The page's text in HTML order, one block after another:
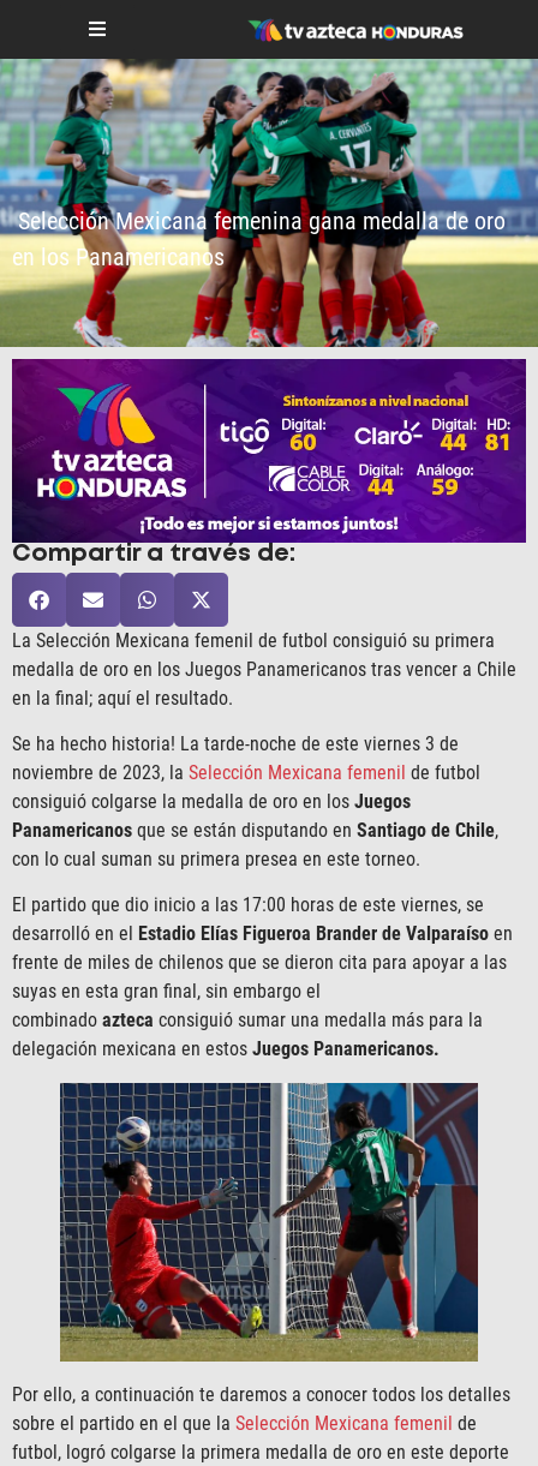
Selección Mexicana femenina gana medalla de oro
en los Panamericanos
Compartir a través de:
La Selección Mexicana femenil de futbol consiguió su primera
medalla de oro en los Juegos Panamericanos tras vencer a Chile
en la final; aquí el resultado.
Se ha hecho historia! La tarde-noche de este viernes 3 de
noviembre de 2023, la Selección Mexicana femenil de futbol
consiguió colgarse la medalla de oro en los Juegos
Panamericanos que se están disputando en Santiago de Chile,
con lo cual suman su primera presea en este torneo.
El partido que dio inicio a las 17:00 horas de este viernes, se
desarrolló en el
Estadio Elías Figueroa Brander de Valparaíso en
frente de miles de chilenos que se dieron cita para apoyar a las
suyas en esta gran final, sin embargo el
combinado azteca consiguió sumar una medalla más para la
delegación mexicana en estos Juegos Panamericanos.
Por ello, a continuación te daremos a conocer todos los detalles
sobre el partido en el que la Selección Mexicana femenil de
futbol, logró colgarse la primera medalla de oro en este deporte